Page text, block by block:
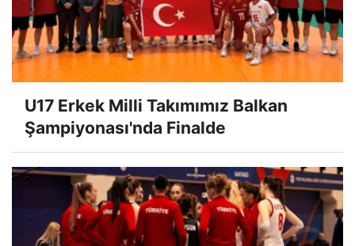
U17 Erkek Milli Takımımız Balkan
Şampiyonası'nda Finalde